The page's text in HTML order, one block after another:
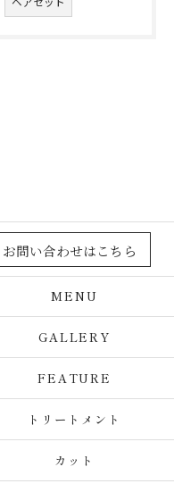
お問い合わせはこちら
MENU
GALLERY
FEATURE
トリートメント
カット